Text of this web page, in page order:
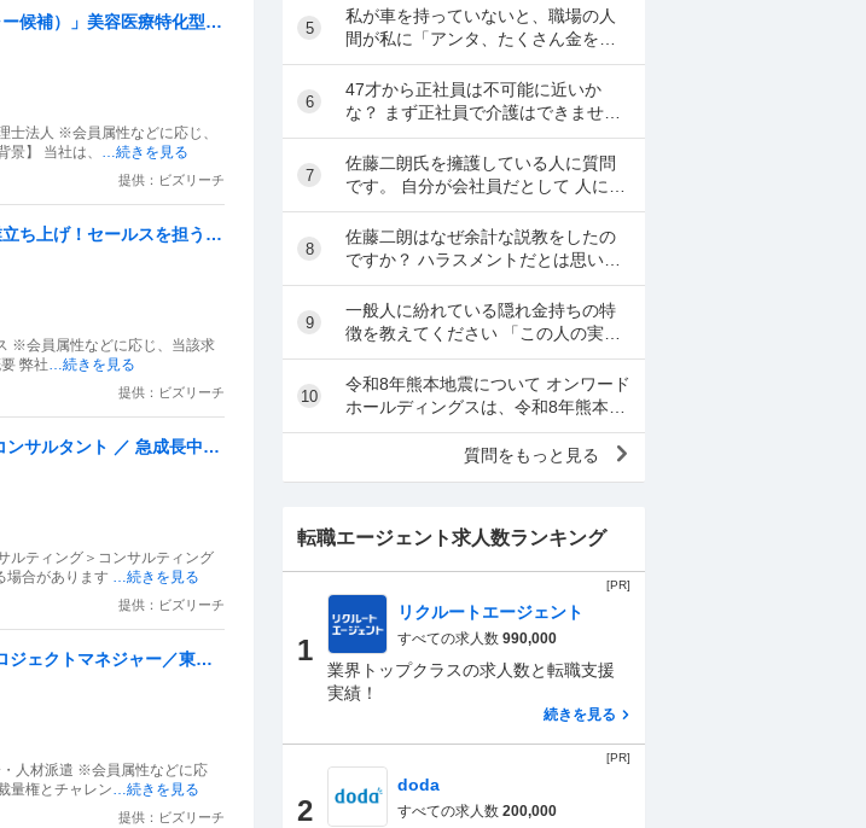
組合がやっている退職
した場合は、「交渉は
ださい」と職場の連絡
候補）」美容医療特化型税
を牽引する税務会計コン
士法人 ※会員属性などに応じ、
】 当社は、 …続きを見る
提供：ビズリーチ
ち上げ！セールスを担うリ
※会員属性などに応じ、当該求
弊社…続きを見る
提供：ビズリーチ
サルタント ／ 急成長中ベ
ルティング＞コンサルティング
場合があります …続きを見る
提供：ビズリーチ
ジェクトマネジャー／東
・人材派遣 ※会員属性などに応
量権とチャレン…続きを見る
提供：ビズリーチ
の際や出勤時に「元々デリをやって
いたなら」という理由で...
5
私が車を持っていないと、職場の人
間が私に「アンタ、たくさん金を持
っているのだから車を買えよ。」と
言って来ます。 でも なんで しんどい
思いをして働いた金で...
6
47才から正社員は不可能に近いか
な？ まず正社員で介護はできませ
ん。 警備員は難しいです。できませ
ん。 運送会社の運転手は無理です。
できません 過去にうつ...
7
佐藤二朗氏を擁護している人に質問
です。 自分が会社員だとして 人に言
いたくない事情（病気や家族の事情
など）があり、上司や総務等に相談
した結果、仕事内容を...
8
佐藤二朗はなぜ余計な説教をしたの
ですか？ ハラスメントだとは思いま
せん。何でもかんでもハラスメント
という最近の風潮に反対です。た
だ、橋本愛からすれば良い気...
9
一般人に紛れている隠れ金持ちの特
徴を教えてください 「この人の実家
はかなり金持ちでかなり裕福な隠れ
お嬢さまなんだな」とわかる特徴を
教えてください 私の...
10
令和8年熊本地震について オンワード
ホールディングスは、令和8年熊本自
身で、大震災の余波の可能性が高い
中、従業員に売上金の確保（金庫へ
質問をもっと見る
転職エージェント求人数ランキング
[PR]
1
リクルートエージェント
すべての求人数 990,000
業界トップクラスの求人数と転職支援
実績！
続きを見る
[PR]
2
doda
すべての求人数 200,000